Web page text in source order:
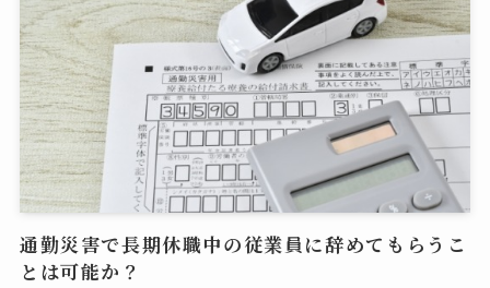
通勤災害で長期休職中の従業員に辞めてもらうこ
とは可能か？